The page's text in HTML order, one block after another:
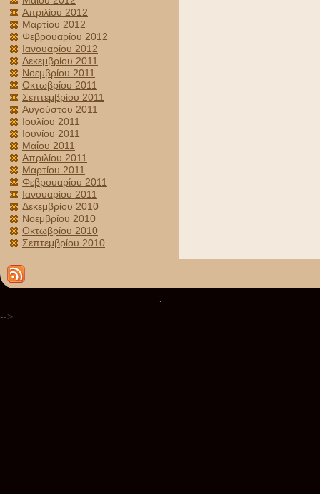
Απριλίου 2012
Μαρτίου 2012
Φεβρουαρίου 2012
Ιανουαρίου 2012
Δεκεμβρίου 2011
Νοεμβρίου 2011
Οκτωβρίου 2011
Σεπτεμβρίου 2011
Αυγούστου 2011
Ιουλίου 2011
Ιουνίου 2011
Μαΐου 2011
Απριλίου 2011
Μαρτίου 2011
Φεβρουαρίου 2011
Ιανουαρίου 2011
Δεκεμβρίου 2010
Νοεμβρίου 2010
Οκτωβρίου 2010
Σεπτεμβρίου 2010
-->